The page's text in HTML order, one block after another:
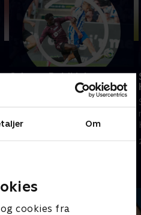
Om
cookies fra
Odense Boldklub-
Sønderjyske.
3. august 2026 • 5 min